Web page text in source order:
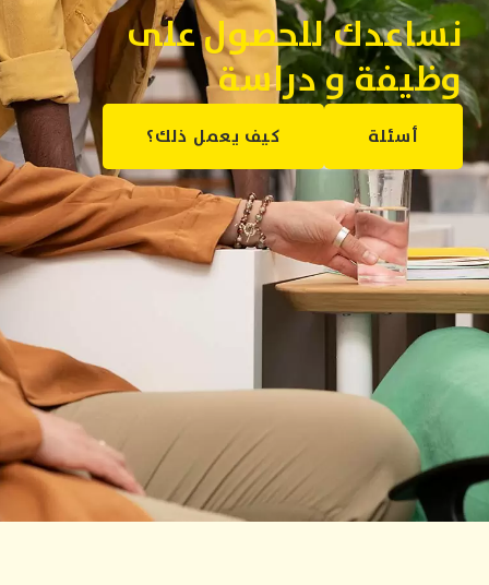
نساعدك للحصول على
وظيفة و دراسة
كيف يعمل ذلك؟ أسئلة